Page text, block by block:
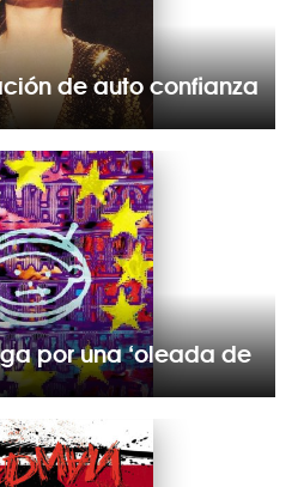
de auto confianza
por una ‘oleada de